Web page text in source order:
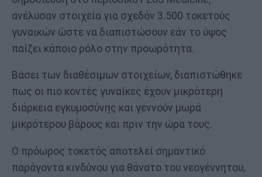
ανέλυσαν στοιχεία για σχεδόν 3.500 τοκετούς
γυναικών ώστε να διαπιστώσουν εάν το ύψος
παίζει κάποιο ρόλο στην προωρότητα.
Βάσει των διαθέσιμων στοιχείων, διαπιστώθηκε
πως οι πιο κοντές γυναίκες έχουν μικρότερη
διάρκεια εγκυμοσύνης και γεννούν μωρά
μικρότερου βάρους και πριν την ώρα τους.
Ο πρόωρος τοκετός αποτελεί σημαντικό
παράγοντα κινδύνου για θάνατο του νεογέννητου,